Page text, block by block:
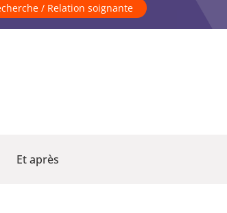
/ Relation soignante
Et après